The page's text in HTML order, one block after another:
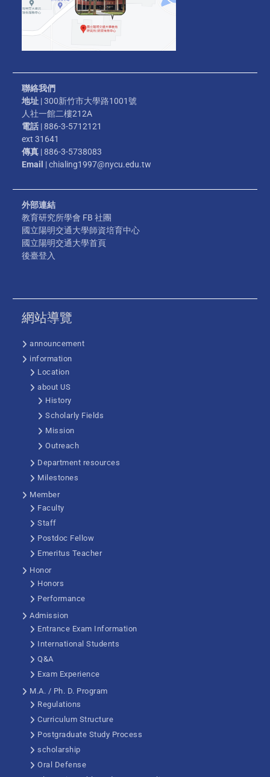
聯絡我們
地址 | 300新竹市大學路1001號
人社一館二樓212A
電話 | 886-3-5712121
ext 31641
傳真 | 886-3-5738083
Email | chialing1997@nycu.edu.tw
外部連結
教育研究所學會 FB 社團
國立陽明交通大學師資培育中心
國立陽明交通大學首頁
後臺登入
網站導覽
announcement
information
Location
about US
History
Scholarly Fields
Mission
Outreach
Department resources
Milestones
Member
Faculty
Staff
Postdoc Fellow
Emeritus Teacher
Honor
Honors
Performance
Admission
Entrance Exam Information
International Students
Q&A
Exam Experience
M.A. / Ph. D. Program
Regulations
Curriculum Structure
Postgraduate Study Process
scholarship
Oral Defense